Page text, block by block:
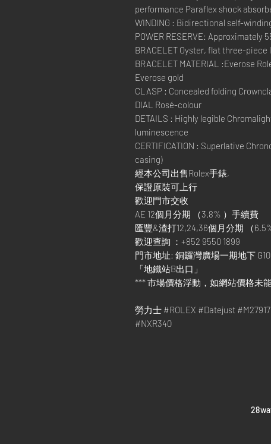
performance Paraflex shock
WINDING : Bidirectional self-
POWER RESERVE: Approximately
BRACELET Oyster, flat three-piece
BRACELET MATERIAL :Everose
Everose gold
CLASP : Concealed folding
DIAL Rosé-colour
DETAILS : Highly legible
luminescence
CERTIFICATION : Superlative
casing)
經本公司出售Rolex手錶,
保證原裝可上行
歡迎門市交收
AE 12個月分期 （3.8% ）手續費
匯豐&渣打12,24,36個月分期 （
歡迎查詢 ：+852 9550 1899
門市地址: 銅鑼灣廣場一期地下
「地鐵站B出口」
*** 市場價格浮動，如網站價格未
勞力士 #ROLEX #Datejust
#NXR340